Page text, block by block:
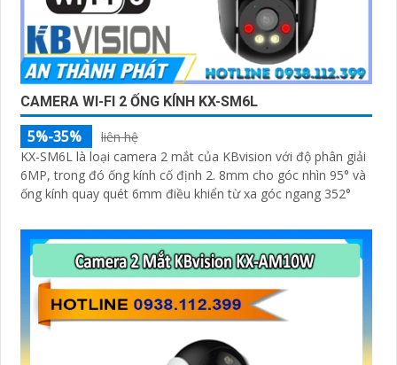
CAMERA WI-FI 2 ỐNG KÍNH KX-SM6L
5%-35%
liên hệ
KX-SM6L là loại camera 2 mắt của KBvision với độ phân giải
6MP, trong đó ống kính cố định 2. 8mm cho góc nhìn 95° và
ống kính quay quét 6mm điều khiển từ xa góc ngang 352°